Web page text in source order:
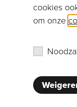
Erik
cookies
om onze